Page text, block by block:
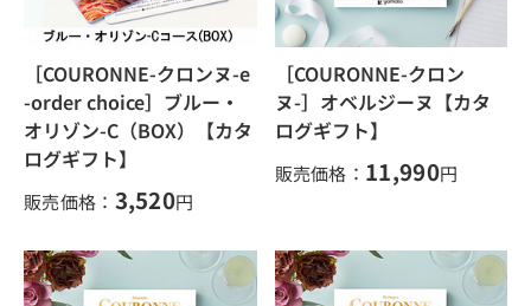
［COURONNE-クロンヌ-e
-order choice］ブルー・
オリゾン-C（BOX）【カタ
ログギフト】
販売価格： 3,520円
［COURONNE-クロン
ヌ-］オベルジーヌ【カタ
ログギフト】
販売価格： 11,990円